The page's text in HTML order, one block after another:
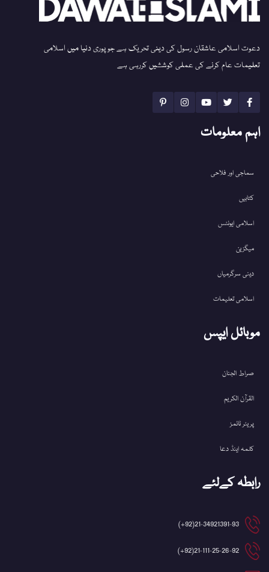
دعوت اسلامی عاشقان رسول کی دینی تحریک ہے جو پوری دنیا میں اسلامی
تعلیمات عام کرنے کی عملی کوششیں کررہی ہے
اہم معلومات
سماجی اور فلاحی
کتابیں
اسلامی ایونٹس
میگزین
دینی سرگرمیاں
اسلامی تعلیمات
موبائل ایپس
صراط الجنان
القرآن الکریم
پریئر ٹائمز
کلمہ اینڈ دعا
رابطہ کےلئے
21-34921391-93(92+)
21-111-25-26-92(92+)